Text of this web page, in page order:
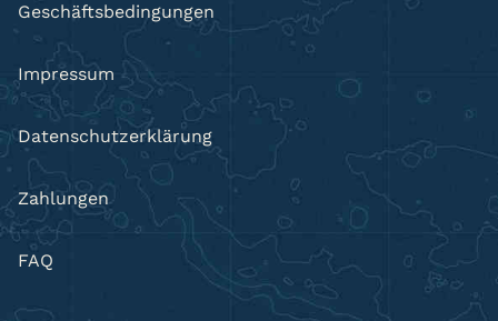
Geschäftsbedingungen
Impressum
Datenschutzerklärung
Zahlungen
FAQ